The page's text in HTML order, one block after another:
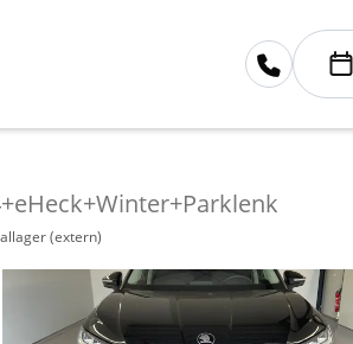
(extern)